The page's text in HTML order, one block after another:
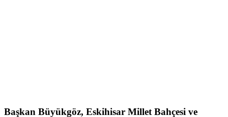
Başkan Büyükgöz, Eskihisar Millet Bahçesi ve